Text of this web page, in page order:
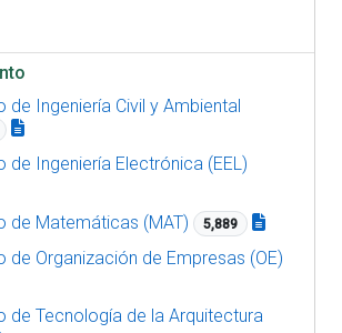
de Ingeniería Civil y Ambiental
de Ingeniería Electrónica (EEL)
de Matemáticas (MAT) 5,889
de Organización de Empresas (OE)
de Tecnología de la Arquitectura